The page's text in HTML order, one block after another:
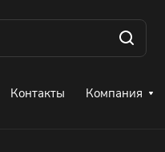
Контакты Компания